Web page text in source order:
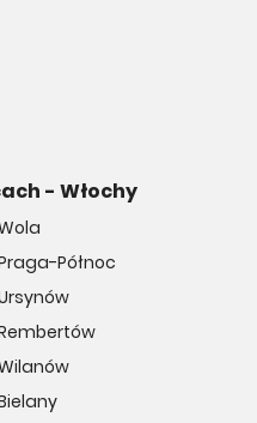
- Włochy
Północ